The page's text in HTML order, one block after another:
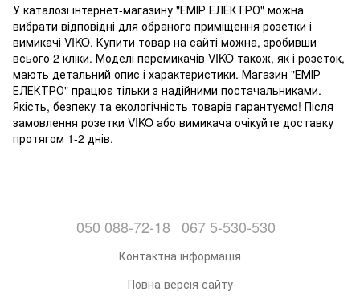
У каталозі інтернет-магазину "ЕМІР ЕЛЕКТРО" можна
вибрати відповідні для обраного приміщення розетки і
вимикачі VIKO. Купити товар на сайті можна, зробивши
всього 2 кліки. Моделі перемикачів VIKO також, як і розеток,
мають детальний опис і характеристики. Магазин "ЕМІР
ЕЛЕКТРО" працює тільки з надійними постачальниками.
Якість, безпеку та екологічність товарів гарантуємо! Після
замовлення розетки VIKO або вимикача очікуйте доставку
протягом 1-2 днів.
050 088-72-18 067 5-530-530
Контактна інформація
Повна версія сайту